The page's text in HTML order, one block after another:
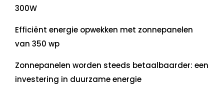
300W
Efficiënt energie opwekken met zonnepanelen
van 350 wp
Zonnepanelen worden steeds betaalbaarder: een
investering in duurzame energie